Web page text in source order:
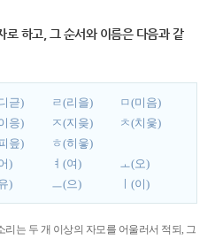
로 하고, 그 순서와 이름은 다음과 같
귿) ㄹ(리을)
ㅁ(미음)
응) ㅈ(지읒)
ㅊ(치읓)
읖)
ㅎ(히읗)
) ㅕ(여)
ㅗ(오)
) ㅡ(으) ㅣ(이)
리는 두 개 이상의 자모를 어울러서 적되, 그